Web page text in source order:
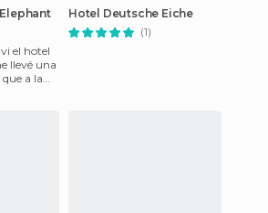
el hotel
llevé una
a la
Hotel Deutsche Eiche
(1)